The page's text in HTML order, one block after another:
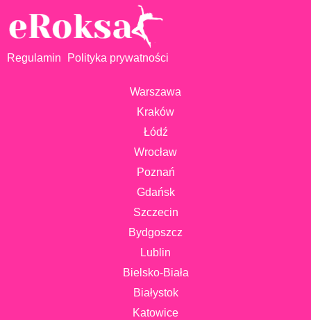
Regulamin Polityka prywatności
Warszawa
Kraków
Łódź
Wrocław
Poznań
Gdańsk
Szczecin
Bydgoszcz
Lublin
Bielsko-Biała
Białystok
Katowice